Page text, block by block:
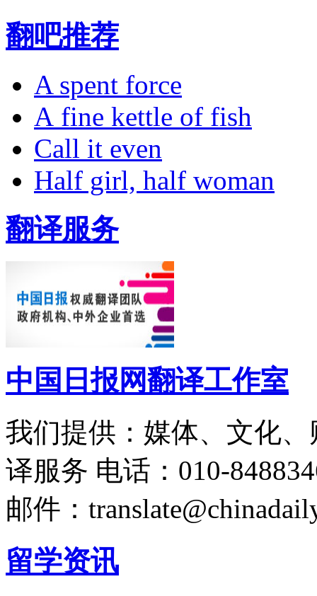
翻吧推荐
A spent force
A fine kettle of fish
Call it even
Half girl, half woman
翻译服务
中国日报网翻译工作室
我们提供：媒体、文化
译服务 电话：010-
邮件：
留学资讯